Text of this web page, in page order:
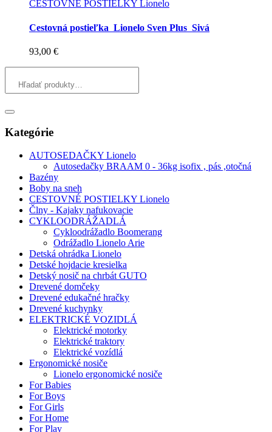
CESTOVNÉ POSTIELKY Lionelo
Cestovná postieľka Lionelo Sven Plus Sivá
93,00 €
Kategórie
AUTOSEDAČKY Lionelo
Autosedačky BRAAM 0 - 36kg isofix , pás ,otočná
Bazény
Boby na sneh
CESTOVNÉ POSTIELKY Lionelo
Člny - Kajaky nafukovacie
CYKLOODRÁŽADLÁ
Cykloodrážadlo Boomerang
Odrážadlo Lionelo Arie
Detská ohrádka Lionelo
Detské hojdacie kresielka
Detský nosič na chrbát GUTO
Drevené domčeky
Drevené edukačné hračky
Drevené kuchynky
ELEKTRICKÉ VOZIDLÁ
Elektrické motorky
Elektrické traktory
Elektrické vozídlá
Ergonomické nosiče
Lionelo ergonomické nosiče
For Babies
For Boys
For Girls
For Home
For Play